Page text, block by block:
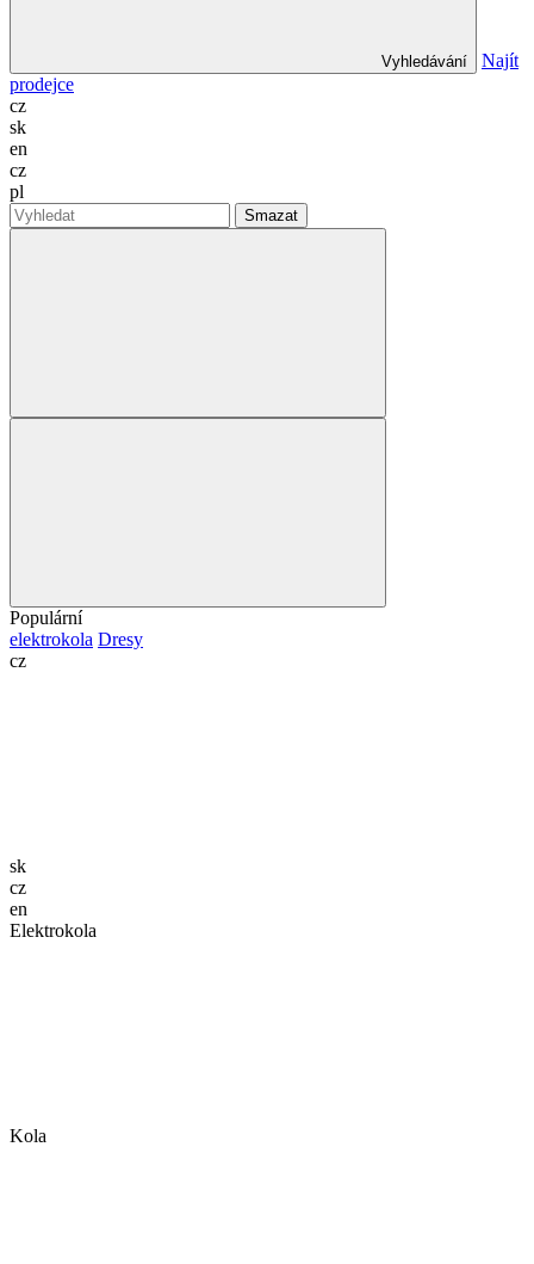
Vyhledávání
Najít
prodejce
cz
sk
en
cz
pl
Smazat
Populární
elektrokola Dresy
cz
sk
cz
en
Elektrokola
Kola